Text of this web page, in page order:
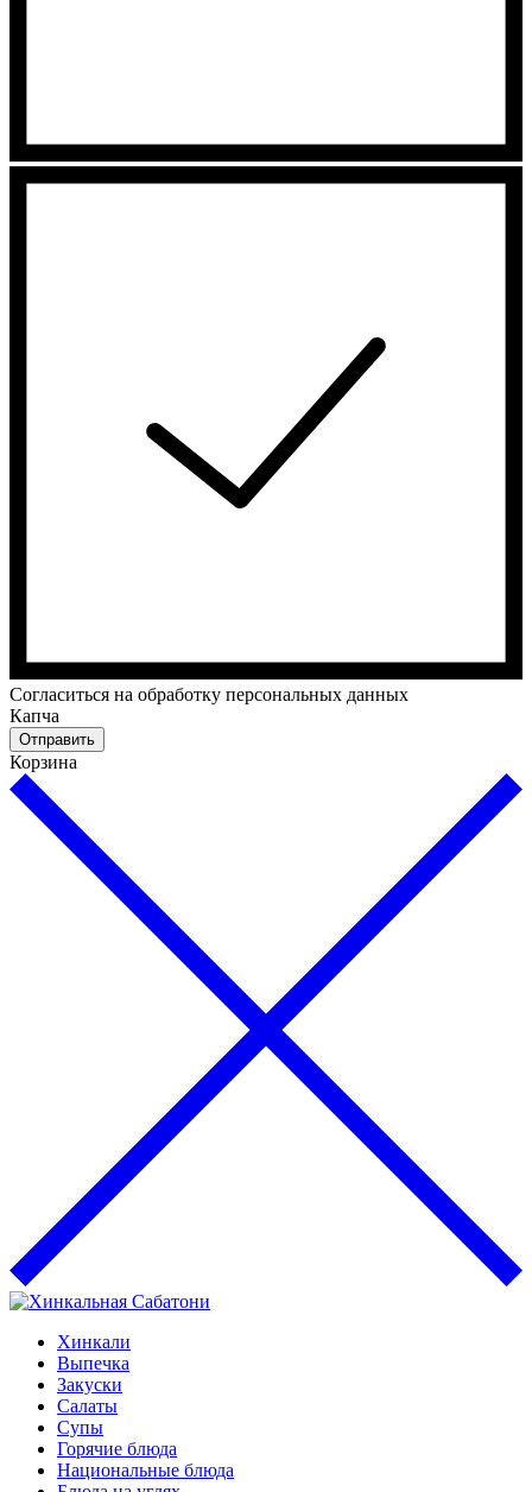
Cогласиться на обработку персональных данных
Капча
Отправить
Корзина
Хинкали
Выпечка
Закуски
Салаты
Супы
Горячие блюда
Национальные блюда